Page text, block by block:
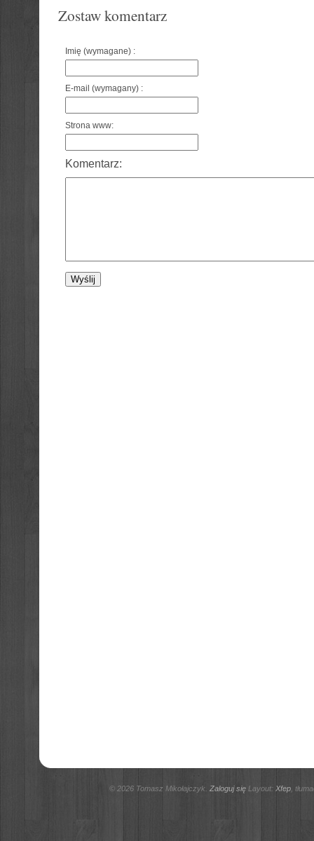
Zostaw komentarz
Imię (wymagane) :
E-mail (wymagany) :
Strona www:
Komentarz:
© 2026 Tomasz Mikołajczyk. Zaloguj sięLayout: Xfep,